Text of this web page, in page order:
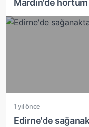
Mardin'de
1 yıl önce
Edirne'de